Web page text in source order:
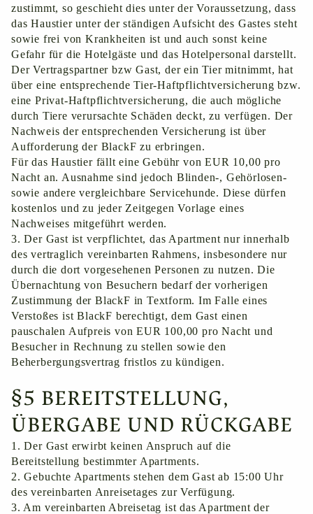
zustimmt, so geschieht dies unter der Voraussetzung, dass
das Haustier unter der ständigen Aufsicht des Gastes steht
sowie frei von Krankheiten ist und auch sonst keine
Gefahr für die Hotelgäste und das Hotelpersonal darstellt.
Der Vertragspartner bzw Gast, der ein Tier mitnimmt, hat
über eine entsprechende Tier-Haftpflichtversicherung bzw.
eine Privat-Haftpflichtversicherung, die auch mögliche
durch Tiere verursachte Schäden deckt, zu verfügen. Der
Nachweis der entsprechenden Versicherung ist über
Aufforderung der BlackF zu erbringen.
Für das Haustier fällt eine Gebühr von EUR 10,00 pro
Nacht an. Ausnahme sind jedoch Blinden-, Gehörlosen-
sowie andere vergleichbare Servicehunde. Diese dürfen
kostenlos und zu jeder Zeitgegen Vorlage eines
Nachweises mitgeführt werden.
3. Der Gast ist verpflichtet, das Apartment nur innerhalb
des vertraglich vereinbarten Rahmens, insbesondere nur
durch die dort vorgesehenen Personen zu nutzen. Die
Übernachtung von Besuchern bedarf der vorherigen
Zustimmung der BlackF in Textform. Im Falle eines
Verstoßes ist BlackF berechtigt, dem Gast einen
pauschalen Aufpreis von EUR 100,00 pro Nacht und
Besucher in Rechnung zu stellen sowie den
Beherbergungsvertrag fristlos zu kündigen.
§5 BEREITSTELLUNG,
ÜBERGABE UND RÜCKGABE
1. Der Gast erwirbt keinen Anspruch auf die
Bereitstellung bestimmter Apartments.
2. Gebuchte Apartments stehen dem Gast ab 15:00 Uhr
des vereinbarten Anreisetages zur Verfügung.
3. Am vereinbarten Abreisetag ist das Apartment der